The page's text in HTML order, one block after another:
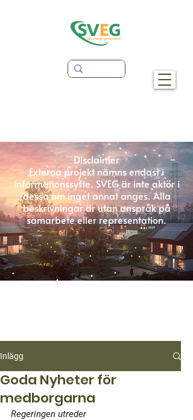
Disclaimer
Externa projekt nämns endast i
informationssyfte. SVEG är inte aktör i
dessa om inget annat anges. Alla
beskrivningar är utan anspråk på
samarbete eller representation.
Inlägg
Goda Nyheter för
medborgarna
Regeringen utreder